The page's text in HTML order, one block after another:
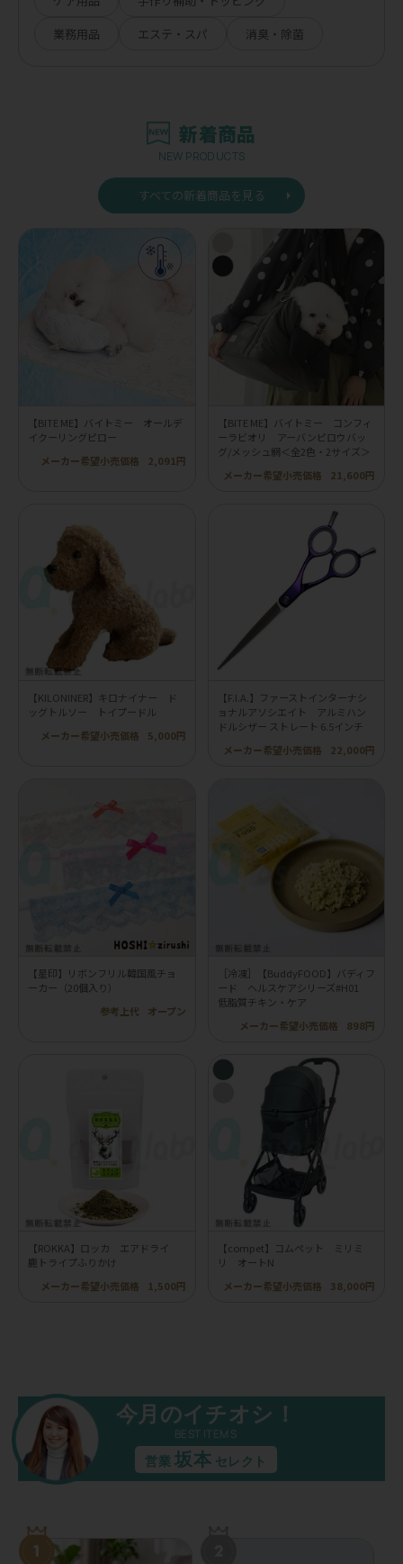
業務用品
エステ・スパ 消臭・除菌
新着商品
NEW PRODUCTS
すべての新着商品を見る
【BITE ME】バイトミー オールデ
イクーリングピロー
メーカー希望小売価格
2,091円
【BITE ME】バイトミー コンフィ
ーラビオリ アーバンピロウバッ
グ/メッシュ網＜全2色・2サイズ＞
メーカー希望小売価格
21,600円
【KILONINER】キロナイナー ド
ッグトルソー トイプードル
メーカー希望小売価格
5,000円
【F.I.A.】ファーストインターナシ
ョナルアソシエイト アルミハン
ドルシザー ストレート 6.5インチ
メーカー希望小売価格
22,000円
【星印】リボンフリル韓国風チョ
ーカー（20個入り）
参考上代
オープン
［冷凍］【BuddyFOOD】バディフ
ード ヘルスケアシリーズ#H01
低脂質チキン・ケア
メーカー希望小売価格
898円
【ROKKA】ロッカ エアドライ
鹿トライプふりかけ
メーカー希望小売価格
1,500円
【compet】コムペット ミリミ
リ オートN
メーカー希望小売価格
38,000円
今月のイチオシ！
BEST ITEMS
営業 坂本 セレクト